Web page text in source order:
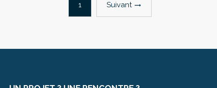
1 Suivant trending_flat